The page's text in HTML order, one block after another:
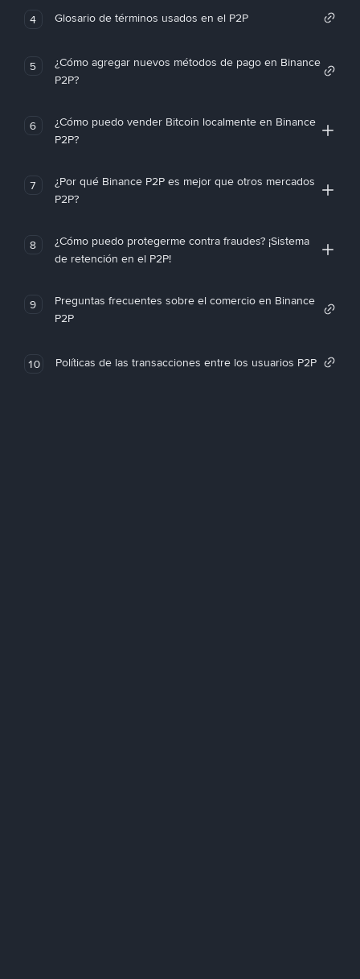
4 Glosario de términos usados en el P2P
5
¿Cómo agregar nuevos métodos de pago en Binance
P2P?
6
¿Cómo puedo vender Bitcoin localmente en Binance
P2P?
7
¿Por qué Binance P2P es mejor que otros mercados
P2P?
8
¿Cómo puedo protegerme contra fraudes? ¡Sistema
de retención en el P2P!
9
Preguntas frecuentes sobre el comercio en Binance
P2P
10 Políticas de las transacciones entre los usuarios P2P